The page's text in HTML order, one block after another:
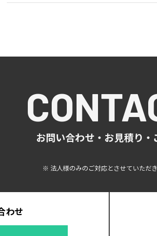
お問い合わせ・お見積り・
※ 法人様のみのご対応とさせていただき
わせ